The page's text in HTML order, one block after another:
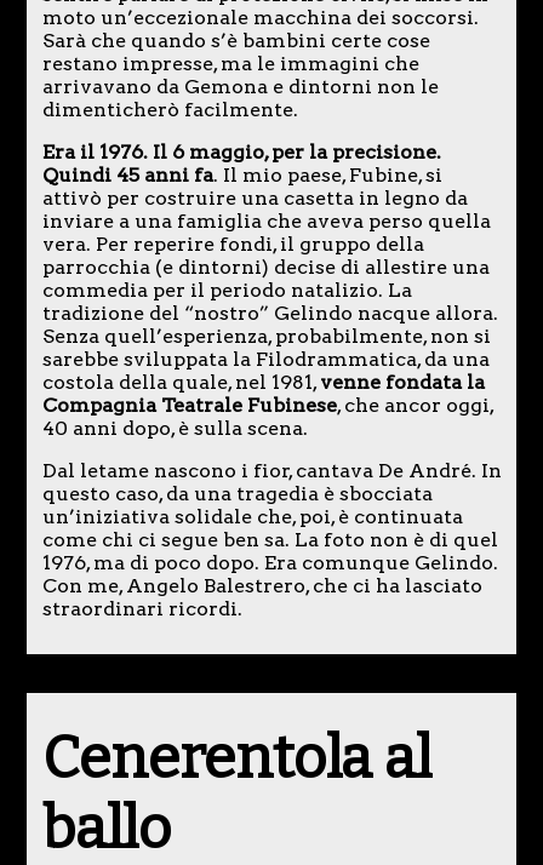
moto un’eccezionale macchina dei soccorsi.
Sarà che quando s’è bambini certe cose
restano impresse, ma le immagini che
arrivavano da Gemona e dintorni non le
dimenticherò facilmente.
Era il 1976. Il 6 maggio, per la precisione.
Quindi 45 anni fa. Il mio paese, Fubine, si
attivò per costruire una casetta in legno da
inviare a una famiglia che aveva perso quella
vera. Per reperire fondi, il gruppo della
parrocchia (e dintorni) decise di allestire una
commedia per il periodo natalizio. La
tradizione del “nostro” Gelindo nacque allora.
Senza quell’esperienza, probabilmente, non si
sarebbe sviluppata la Filodrammatica, da una
costola della quale, nel 1981,venne fondata la
Compagnia Teatrale Fubinese, che ancor oggi,
40 anni dopo, è sulla scena.
Dal letame nascono i fior, cantava De André. In
questo caso, da una tragedia è sbocciata
un’iniziativa solidale che, poi, è continuata
come chi ci segue ben sa. La foto non è di quel
1976, ma di poco dopo. Era comunque Gelindo.
Con me, Angelo Balestrero, che ci ha lasciato
straordinari ricordi.
Cenerentola al
ballo